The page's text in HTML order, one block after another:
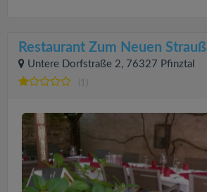
Restaurant Zum Neuen Strauß
Untere Dorfstraße 2, 76327 Pfinztal
(1)